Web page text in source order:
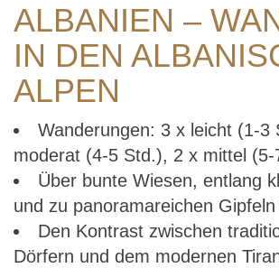
ALBANIEN –
IN DEN
ALPEN
Wanderungen: 3 x leicht (1-3
moderat (4-5 Std.), 2 x mittel (5-
Über bunte Wiesen, entlang
und zu panoramareichen
Den Kontrast zwischen
Dörfern und dem modernen